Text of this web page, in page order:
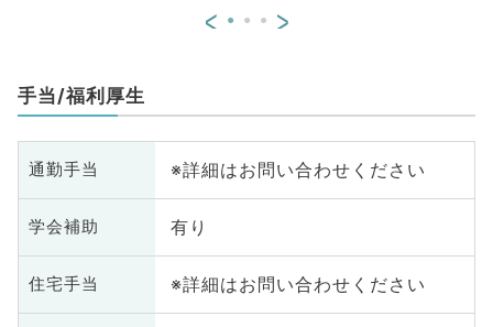
< >
手当/福利厚生
通勤手当 ※詳細はお問い合わせください
学会補助 有り
住宅手当 ※詳細はお問い合わせください